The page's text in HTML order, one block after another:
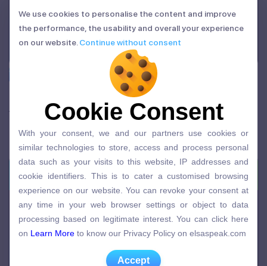
Từ vựng thông dụng
Cụm giới từ là gì? Tổng hợp các cụm giới từ
thông dụng
24/12/2025 | Admin
We use cookies to personalise the content and improve
the performance, the usability and overall your experience
Continue without consent
Cookie Consent
similar technologies to store, access and process personal
data such as your visits to this website, IP addresses and
cookie identifiers. This is to cater a customised browsing
experience on our website. You can revoke your consent at
any time in your web browser settings or object to data
processing based on legitimate interest. You can click here
on
Learn More to know our Privacy Policy on elsaspeak.com
Accept
We use cookies to personalise the content and improve
the performance, the usability and overall your experience
on our website. Continue without consent
Cookie Consent
With your consent, we and our partners use cookies or
similar technologies to store, access and process personal
data such as your visits to this website, IP addresses and
cookie identifiers. This is to cater a customised browsing
experience on our website. You can revoke your consent at
any time in your web browser settings or object to data
processing based on legitimate interest. You can click here
on Learn More to know our Privacy Policy on elsaspeak.com
Accept